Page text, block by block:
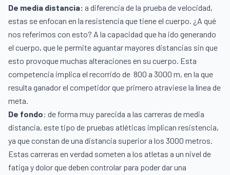
De media distancia: a diferencia de la prueba de velocidad,
estas se enfocan en la resistencia que tiene el cuerpo. ¿A qué
nos referimos con esto? A la capacidad que ha ido generando
el cuerpo, que le permite aguantar mayores distancias sin que
esto provoque muchas alteraciones en su cuerpo. Esta
competencia implica el recorrido de 800 a 3000 m, en la que
resulta ganador el competidor que primero atraviese la línea de
meta.
De fondo: de forma muy parecida a las carreras de media
distancia, este tipo de pruebas atléticas implican resistencia,
ya que constan de una distancia superior a los 3000 metros.
Estas carreras en verdad someten a los atletas a un nivel de
fatiga y dolor que deben controlar para poder dar una